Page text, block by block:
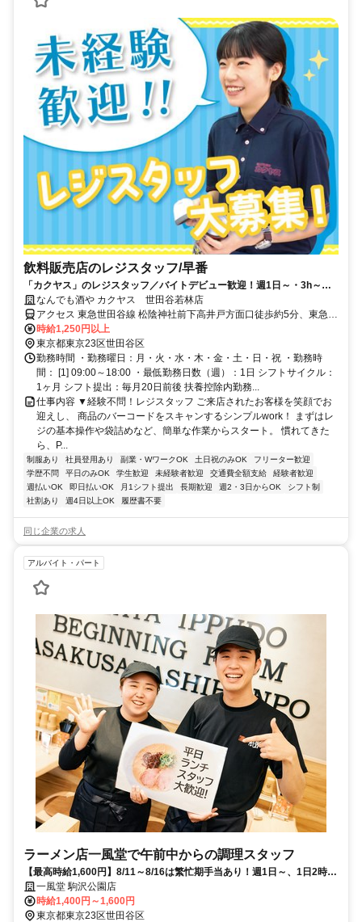
飲料販売店のレジスタッフ/早番
「カクヤス」のレジスタッフ／バイトデビュー歓迎！週1日～・3h～、
スキマ時間を有効活用◎日払いOK
なんでも酒や カクヤス 世田谷若林店
アクセス 東急世田谷線 松陰神社前下高井戸方面口徒歩約5分、東急世
田谷線 若林（東京都）下高井戸方面口徒歩約8分、東急世田谷線 世田
谷下高井戸方面口徒歩約9分 ※マイカー（車・バイク）通勤不可
時給1,250円以上
東京都東京23区世田谷区
勤務時間 ・勤務曜日：月・火・水・木・金・土・日・祝 ・勤務時
間： [1] 09:00～18:00 ・最低勤務日数（週）：1日 シフトサイクル：
1ヶ月 シフト提出：毎月20日前後 扶養控除内勤務...
仕事内容 ▼経験不問！レジスタッフ ご来店されたお客様を笑顔でお
迎えし、 商品のバーコードをスキャンするシンプルwork！ まずはレ
ジの基本操作や袋詰めなど、簡単な作業からスタート。 慣れてきた
ら、P...
制服あり 社員登用あり 副業・WワークOK 土日祝のみOK
フリーター歓迎
学歴不問
平日のみOK 学生歓迎 未経験者歓迎 交通費全額支給
経験者歓迎
週払いOK
即日払いOK 月1シフト提出 長期歓迎 週2・3日からOK
シフト制
社割あり
週4日以上OK 履歴書不要
同じ企業の求人
アルバイト・パート
ラーメン店一風堂で午前中からの調理スタッフ
【最高時給1,600円】8/11～8/16は繁忙期手当あり！週1日～、1日2時間
～◎通常でも月7万可！
一風堂 駒沢公園店
時給1,400円～1,600円
東京都東京23区世田谷区